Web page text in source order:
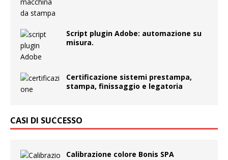
Script plugin Adobe: automazione su
misura.
Certificazione sistemi prestampa,
stampa, finissaggio e legatoria
CASI DI SUCCESSO
Calibrazione colore Bonis SPA